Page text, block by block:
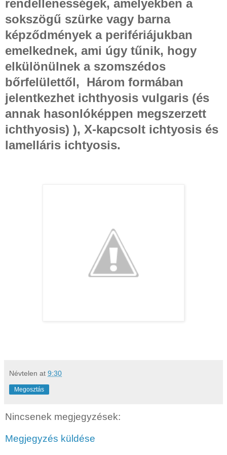
rendellenességek, amelyekben a
sokszögű szürke vagy barna
képződmények a perifériájukban
emelkednek, ami úgy tűnik, hogy
elkülönülnek a szomszédos
bőrfelülettől, Három formában
jelentkezhet ichthyosis vulgaris (és
annak hasonlóképpen megszerzett
ichthyosis) ), X-kapcsolt ichtyosis és
lamelláris ichtyosis.
Névtelen at 9:30
Megosztás
Nincsenek megjegyzések:
Megjegyzés küldése